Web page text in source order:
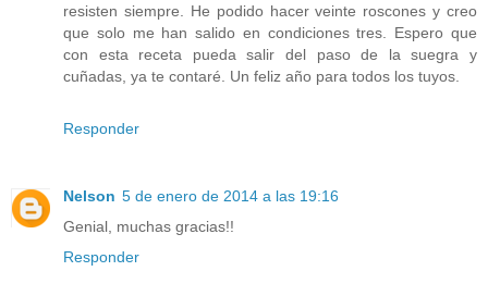
resisten siempre. He podido hacer veinte roscones y creo
que solo me han salido en condiciones tres. Espero que
con esta receta pueda salir del paso de la suegra y
cuñadas, ya te contaré. Un feliz año para todos los tuyos.
Responder
Nelson 5 de enero de 2014 a las 19:16
Genial, muchas gracias!!
Responder